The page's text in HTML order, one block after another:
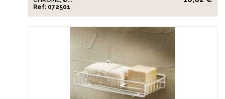
Ref: 072501